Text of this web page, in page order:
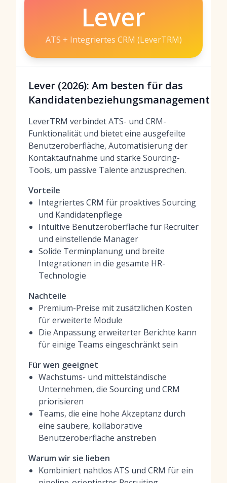
Lever
ATS + Integriertes CRM (LeverTRM)
Lever (2026): Am besten für das
Kandidatenbeziehungsmanagement
LeverTRM verbindet ATS- und CRM-
Funktionalität und bietet eine ausgefeilte
Benutzeroberfläche, Automatisierung der
Kontaktaufnahme und starke Sourcing-
Tools, um passive Talente anzusprechen.
Vorteile
Integriertes CRM für proaktives Sourcing
und Kandidatenpflege
Intuitive Benutzeroberfläche für Recruiter
und einstellende Manager
Solide Terminplanung und breite
Integrationen in die gesamte HR-
Technologie
Nachteile
Premium-Preise mit zusätzlichen Kosten
für erweiterte Module
Die Anpassung erweiterter Berichte kann
für einige Teams eingeschränkt sein
Für wen geeignet
Wachstums- und mittelständische
Unternehmen, die Sourcing und CRM
priorisieren
Teams, die eine hohe Akzeptanz durch
eine saubere, kollaborative
Benutzeroberfläche anstreben
Warum wir sie lieben
Kombiniert nahtlos ATS und CRM für ein